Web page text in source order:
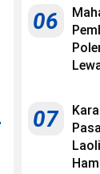
06
07